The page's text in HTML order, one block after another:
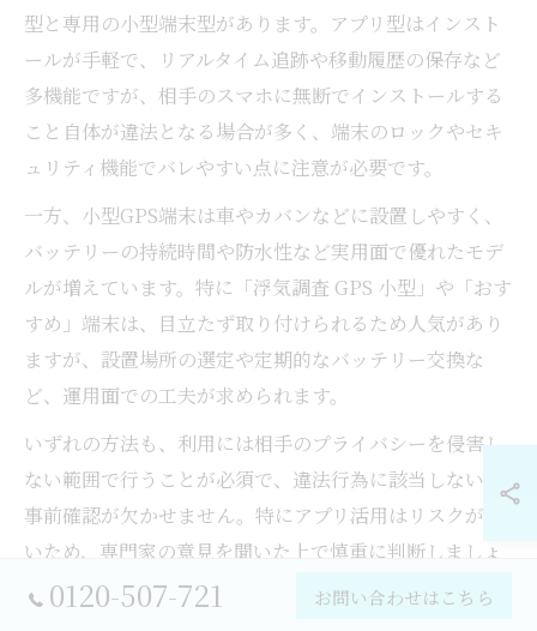
型と専用の小型端末型があります。アプリ型はインスト
ールが手軽で、リアルタイム追跡や移動履歴の保存など
多機能ですが、相手のスマホに無断でインストールする
こと自体が違法となる場合が多く、端末のロックやセキ
ュリティ機能でバレやすい点に注意が必要です。
一方、小型GPS端末は車やカバンなどに設置しやすく、
バッテリーの持続時間や防水性など実用面で優れたモデ
ルが増えています。特に「浮気調査 GPS 小型」や「おす
すめ」端末は、目立たず取り付けられるため人気があり
ますが、設置場所の選定や定期的なバッテリー交換な
ど、運用面での工夫が求められます。
いずれの方法も、利用には相手のプライバシーを侵害し
ない範囲で行うことが必須で、違法行為に該当しないか
事前確認が欠かせません。特にアプリ活用はリスクが高
いため、専門家の意見を聞いた上で慎重に判断しましょ
う。0120-507-721 お問い合わせはこちら